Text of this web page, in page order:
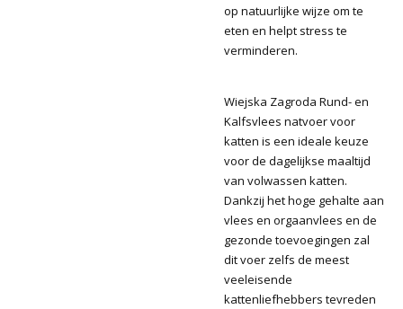
op natuurlijke wijze om te
eten en helpt stress te
verminderen.
Wiejska Zagroda Rund- en
Kalfsvlees natvoer voor
katten is een ideale keuze
voor de dagelijkse maaltijd
van volwassen katten.
Dankzij het hoge gehalte aan
vlees en orgaanvlees en de
gezonde toevoegingen zal
dit voer zelfs de meest
veeleisende
kattenliefhebbers tevreden